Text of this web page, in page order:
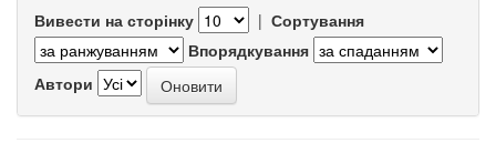
Вивести на сторінку | Сортування
Впорядкування
Автори